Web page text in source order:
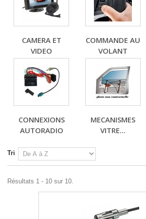
CAMERA ET
VIDEO
COMMANDE AU
VOLANT
CONNEXIONS
AUTORADIO
MECANISMES
VITRE...
Tri
Résultats 1 - 10 sur 10.